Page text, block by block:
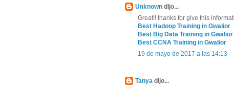
Unknown dijo...
Great!! thanks for give this
Best Hadoop Training in Gwalior
Best Big Data Training in Gwalior
Best CCNA Training in Gwalior
19 de mayo de 2017 a las 14:13
Tanya dijo...